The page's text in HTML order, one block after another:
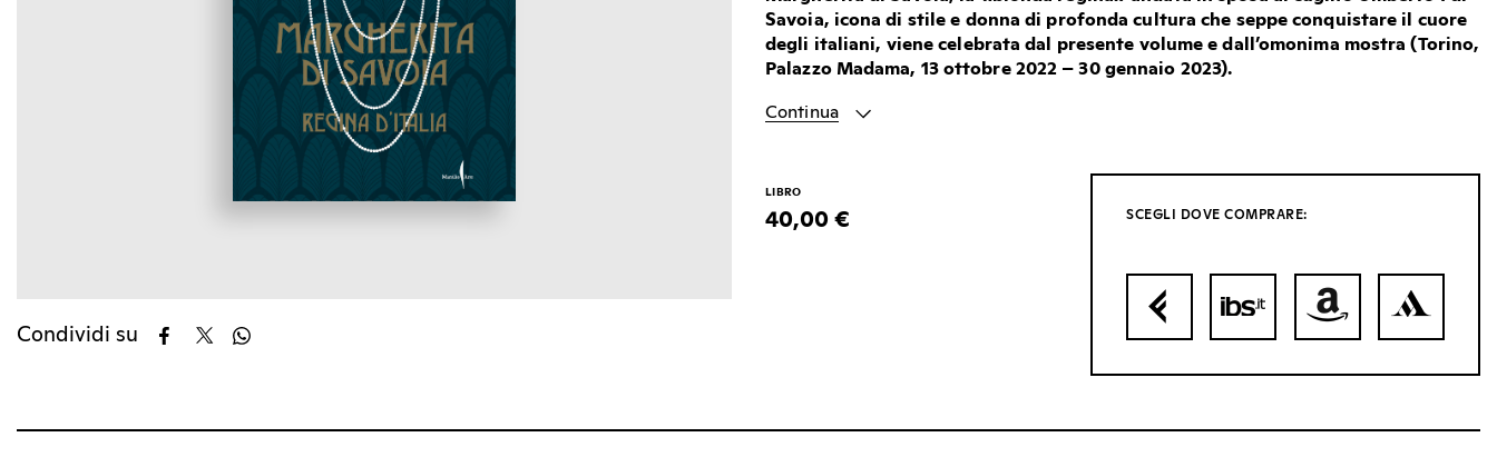
Condividi su
Savoia, icona di stile e donna di profonda cultura che seppe conquistare il cuore
degli italiani, viene celebrata dal presente volume e dall’omonima mostra (Torino,
Palazzo Madama, 13 ottobre 2022 – 30 gennaio 2023).
Continua
LIBRO
40,00 € SCEGLI DOVE COMPRARE: